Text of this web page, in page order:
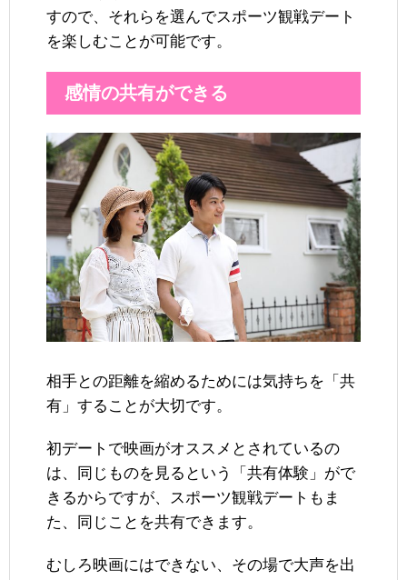
すので、それらを選んでスポーツ観戦デート
を楽しむことが可能です。
感情の共有ができる
相手との距離を縮めるためには気持ちを「共
有」することが大切です。
初デートで映画がオススメとされているの
は、同じものを見るという「共有体験」がで
きるからですが、スポーツ観戦デートもま
た、同じことを共有できます。
むしろ映画にはできない、その場で大声を出